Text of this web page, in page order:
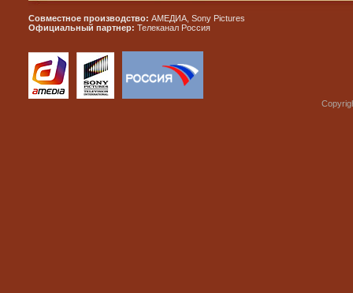
Совместное производство: АМЕДИА, Sony Pictures
Официальный партнер: Телеканал Россия